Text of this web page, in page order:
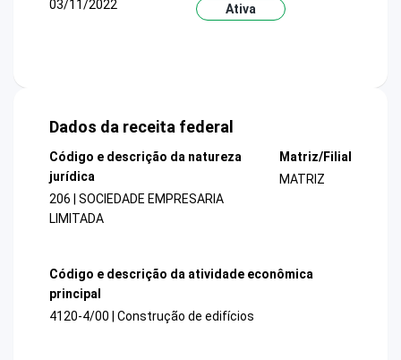
03/11/2022
Ativa
Dados da receita federal
Código e descrição da natureza
jurídica
206 | SOCIEDADE EMPRESARIA
LIMITADA
Matriz/Filial
MATRIZ
Código e descrição da atividade econômica
principal
4120-4/00 | Construção de edifícios